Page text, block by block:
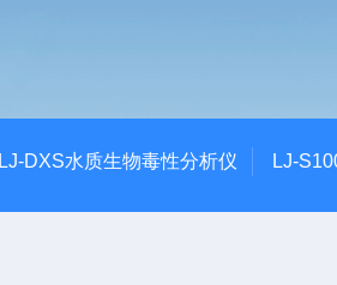
LJ-DXS水质生物毒性分析仪 LJ-